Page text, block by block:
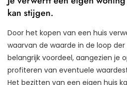
kan stijgen.
Door het kopen van een huis
waarvan de waarde in de loop
belangrijk voordeel, aangezien je
profiteren van eventuele
Het bezitten van een eigen huis